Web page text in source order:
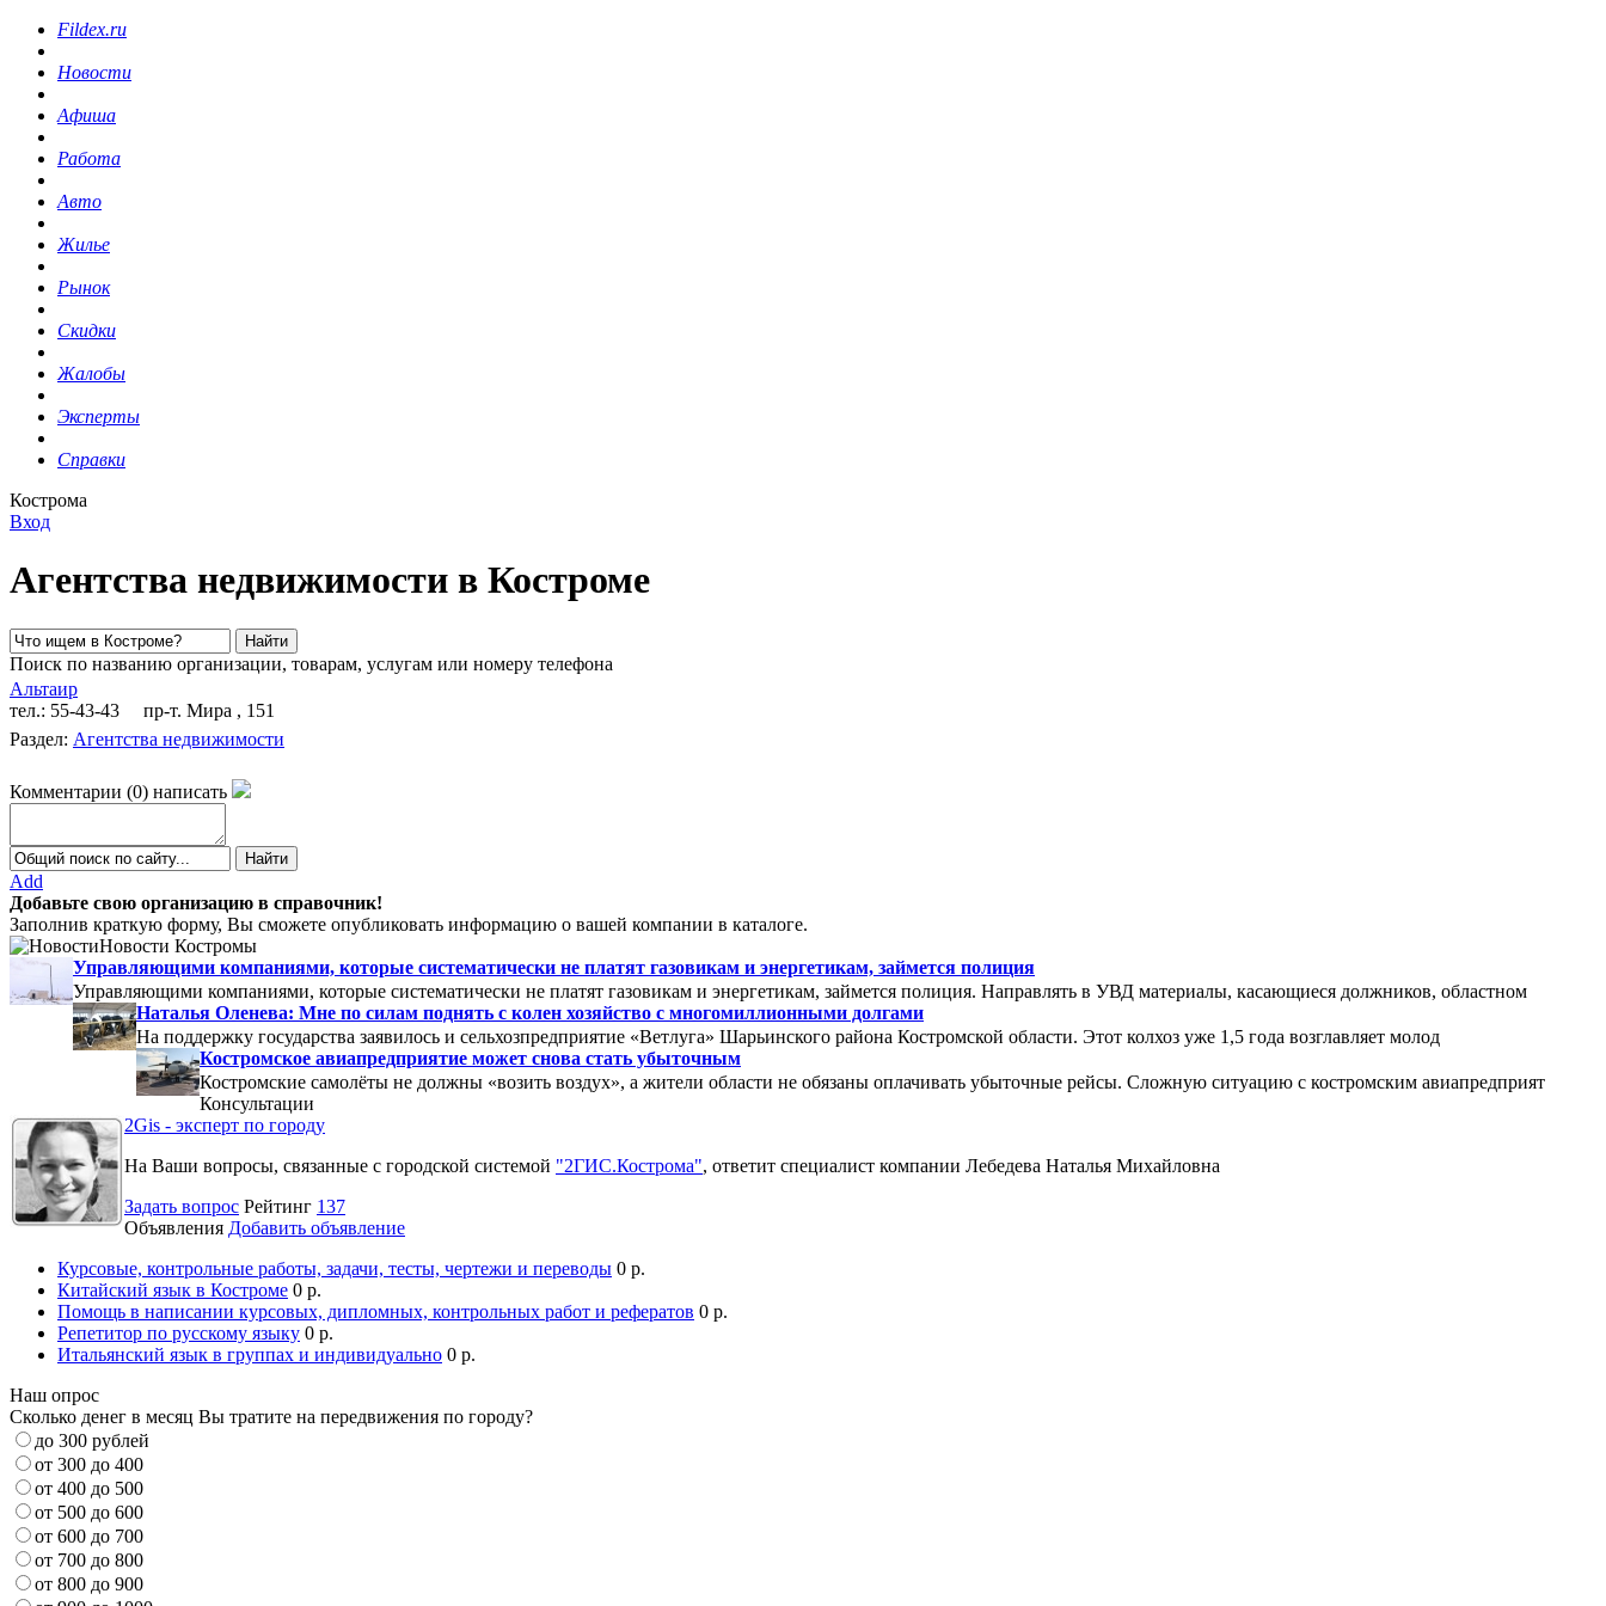
Fildex.ru
Новости
Афиша
Работа
Авто
Жилье
Рынок
Скидки
Жалобы
Эксперты
Справки
Кострома
Вход
Агентства недвижимости в Костроме
Поиск по названию организации, товарам, услугам или номеру телефона
Альтаир
тел.: 55-43-43
пр-т. Мира , 151
Раздел: Агентства недвижимости
Комментарии (0) написать
Add
Добавьте свою организацию в справочник!
Заполнив краткую форму, Вы сможете опубликовать информацию о вашей компании в каталоге.
Новости Костромы
Управляющими компаниями, которые систематически не платят газовикам и энергетикам, займется полиция
Управляющими компаниями, которые систематически не платят газовикам и энергетикам, займется полиция. Направлять в УВД материалы, касающиеся должников, областном
Наталья Оленева: Мне по силам поднять с колен хозяйство с многомиллионными долгами
На поддержку государства заявилось и сельхозпредприятие «Ветлуга» Шарьинского района Костромской области. Этот колхоз уже 1,5 года возглавляет молод
Костромское авиапредприятие может снова стать убыточным
Костромские самолёты не должны «возить воздух», а жители области не обязаны оплачивать убыточные рейсы. Сложную ситуацию с костромским авиапредприят
Консультации
2Gis - эксперт по городу
На Ваши вопросы, связанные с городской системой "2ГИС.Кострома", ответит специалист компании Лебедева Наталья Михайловна
Задать вопрос Рейтинг 137
Объявления Добавить объявление
Курсовые, контрольные работы, задачи, тесты, чертежи и переводы 0 р.
Китайский язык в Костроме 0 р.
Помощь в написании курсовых, дипломных, контрольных работ и рефератов 0 р.
Репетитор по русскому языку 0 р.
Итальянский язык в группах и индивидуально 0 р.
Наш опрос
Сколько денег в месяц Вы тратите на передвижения по городу?
до 300 рублей
от 300 до 400
от 400 до 500
от 500 до 600
от 600 до 700
от 700 до 800
от 800 до 900